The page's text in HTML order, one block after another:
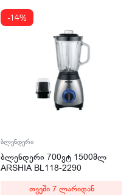
-14%
ბლენდერი
ბლენდერი 700ვტ 1500მლ
ARSHIA BL118-2290
თვეში 7 ლარიდან